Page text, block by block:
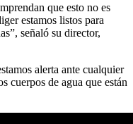
que esto no es
estamos listos para
señaló su director,
alerta ante cualquier
cuerpos de agua que están